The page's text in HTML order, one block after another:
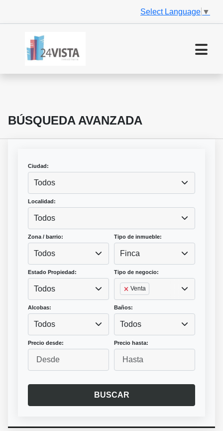
Select Language ▼
BÚSQUEDA AVANZADA
Ciudad:
Todos
Localidad:
Todos
Zona / barrio:
Todos
Tipo de inmueble:
Finca
Estado Propiedad:
Todos
Tipo de negocio:
Venta
Alcobas:
Todos
Baños:
Todos
Precio desde: Precio hasta:
BUSCAR